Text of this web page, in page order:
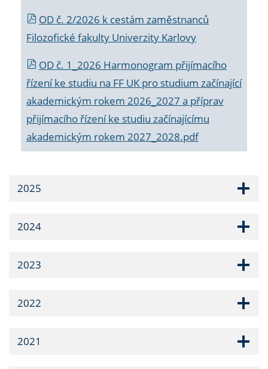
OD č. 2/2026 k cestám zaměstnanců
Filozofické fakulty Univerzity Karlovy
OD č. 1_2026 Harmonogram přijímacího
řízení ke studiu na FF UK pro studium začínající
akademickým rokem 2026_2027 a příprav
přijímacího řízení ke studiu začínajícímu
akademickým rokem 2027_2028.pdf
2025
2024
2023
2022
2021